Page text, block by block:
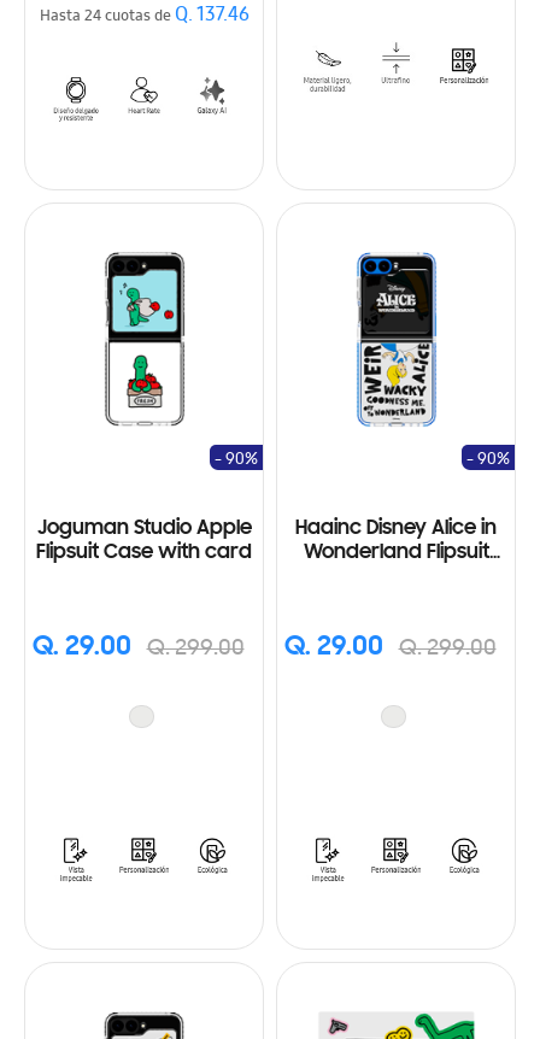
Hasta 24 cuotas deQ. 137.46
Joguman Studio Apple
Flipsuit Case with card
Q. 29.00 Q. 299.00
- 90%
Haainc Disney Alice in
Wonderland Flipsuit
Q. 29.00 Q. 299.00
- 90%